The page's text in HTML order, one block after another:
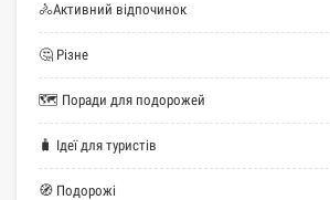
🚴Активний відпочинок
🤔 Різне
🗺 Поради для подорожей
🧳 Ідеї для туристів
🧭 Подорожі